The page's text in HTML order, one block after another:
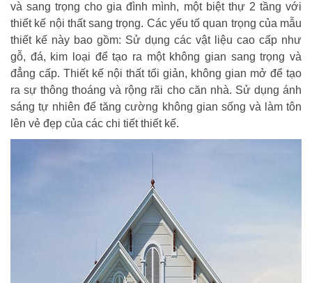
và sang trọng cho gia đình mình, một biệt thự 2 tầng với
thiết kế nội thất sang trọng. Các yếu tố quan trọng của mẫu
thiết kế này bao gồm: Sử dụng các vật liệu cao cấp như
gỗ, đá, kim loại để tạo ra một không gian sang trọng và
đẳng cấp. Thiết kế nội thất tối giản, không gian mở để tạo
ra sự thông thoáng và rộng rãi cho căn nhà. Sử dụng ánh
sáng tự nhiên để tăng cường không gian sống và làm tôn
lên vẻ đẹp của các chi tiết thiết kế.